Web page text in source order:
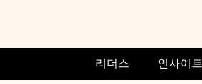
리더스 인사이트